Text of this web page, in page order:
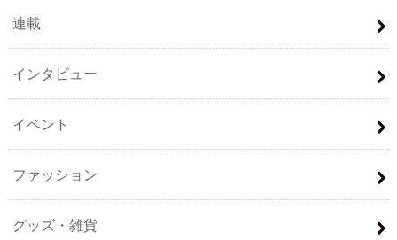
連載
インタビュー
イベント
ファッション
グッズ・雑貨